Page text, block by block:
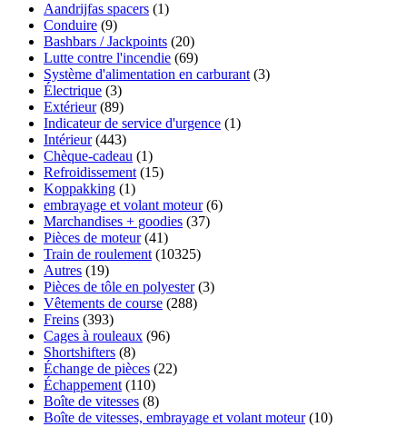
Aandrijfas spacers (1)
Conduire (9)
Bashbars / Jackpoints (20)
Lutte contre l'incendie (69)
Système d'alimentation en carburant (3)
Électrique (3)
Extérieur (89)
Indicateur de service d'urgence (1)
Intérieur (443)
Chèque-cadeau (1)
Refroidissement (15)
Koppakking (1)
embrayage et volant moteur (6)
Marchandises + goodies (37)
Pièces de moteur (41)
Train de roulement (10325)
Autres (19)
Pièces de tôle en polyester (3)
Vêtements de course (288)
Freins (393)
Cages à rouleaux (96)
Shortshifters (8)
Échange de pièces (22)
Échappement (110)
Boîte de vitesses (8)
Boîte de vitesses, embrayage et volant moteur (10)